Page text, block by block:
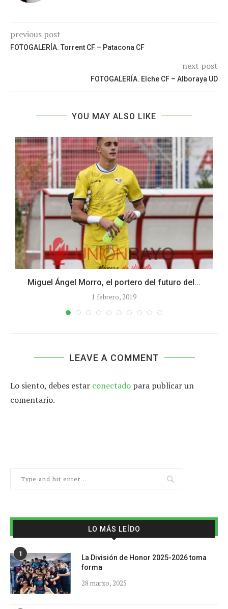
previous post
FOTOGALERÍA. Torrent CF – Patacona CF
next post
FOTOGALERÍA. Elche CF – Alboraya UD
YOU MAY ALSO LIKE
Miguel Ángel Morro, el portero del futuro del...
1 febrero, 2019
LEAVE A COMMENT
Lo siento, debes estar conectado para publicar un
comentario.
LO MÁS LEÍDO
1
La División de Honor 2025-2026 toma
forma
28 marzo, 2025